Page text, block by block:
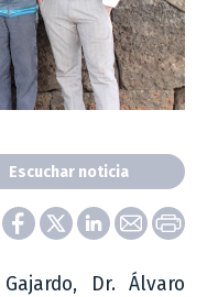
Escuchar noticia
Dr. Álvaro